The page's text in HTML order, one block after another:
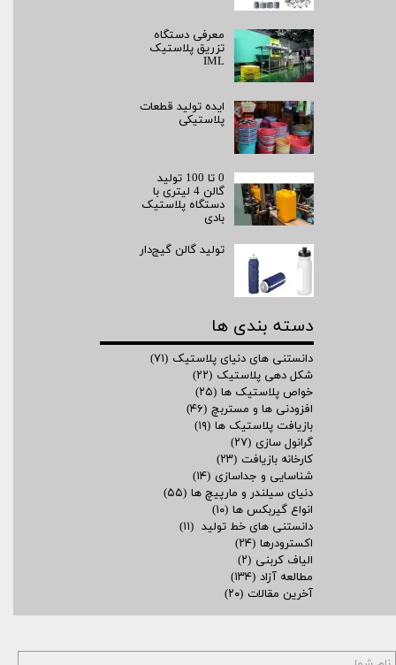
معرفی دستگاه
تزریق پلاستیک
IML
ایده تولید قطعات
پلاستیکی
0 تا 100 تولید
گالن 4 لیتری با
دستگاه پلاستیک
بادی
تولید گالن گیج‌دار
دسته بندی ها
دانستنی های دنیای پلاستیک (۷۱)
شکل دهی پلاستیک (۲۲)
خواص پلاستیک ها (۲۵)
افزودنی ها و مستربچ (۴۶)
بازیافت پلاستیک ها (۱۹)
گرانول سازی (۲۷)
کارخانه بازیافت (۲۳)
شناسایی و جداسازی (۱۴)
دنیای سیلندر و مارپیچ ها (۵۵)
انواع گیربکس ها (۱۰)
دانستنی های خط تولید (۱۱)
اکسترودرها (۲۴)
الیاف کربنی (۲)
مطالعه آزاد (۱۳۴)
آخرین مقالات (۲۰)